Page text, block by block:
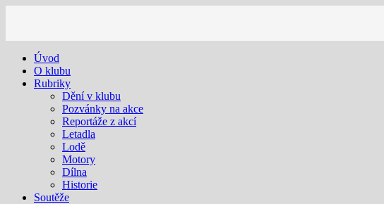
Úvod
O klubu
Rubriky
Dění v klubu
Pozvánky na akce
Reportáže z akcí
Letadla
Lodě
Motory
Dílna
Historie
Soutěže